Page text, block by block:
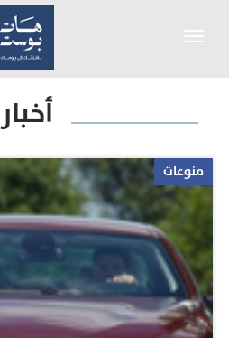
أخبار
منوعات